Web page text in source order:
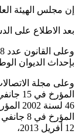
إن مجلس الهيئة
بعد الاطلاع على
بإحداث الديوان
12 أفريل 2013،